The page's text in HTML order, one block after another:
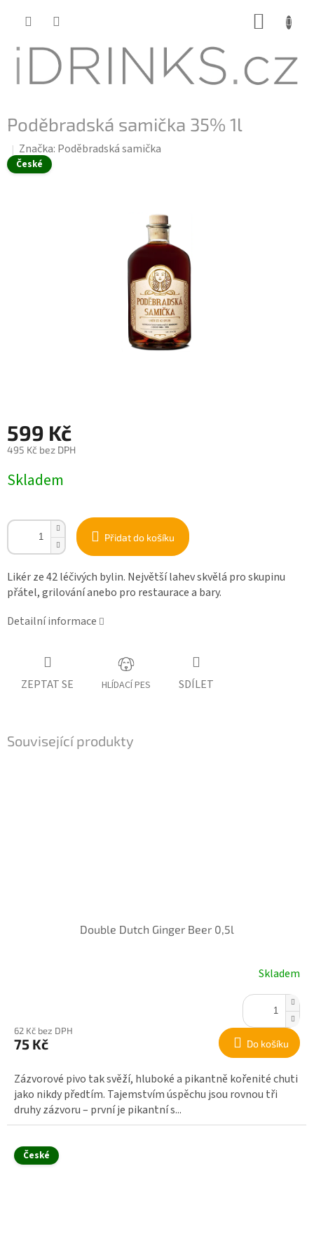
Poděbradská samička 35% 1l
České
Značka: Poděbradská samička
599 Kč
495 Kč bez DPH
cena:
Skladem
Přidat do košíku
Likér ze 42 léčivých bylin. Největší lahev skvělá pro skupinu
přátel, grilování anebo pro restaurace a bary.
Detailní informace
ZEPTAT SE HLÍDACÍ PES SDÍLET
Související produkty
Double Dutch Ginger Beer 0,5l
Skladem
62 Kč bez DPH
75 Kč Do košíku
Zázvorové pivo tak svěží, hluboké a pikantně kořenité chuti
jako nikdy předtím. Tajemstvím úspěchu jsou rovnou tři
druhy zázvoru – první je pikantní s...
České